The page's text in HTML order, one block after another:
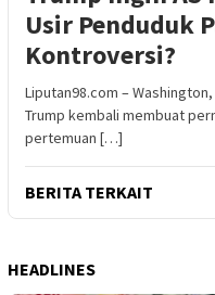
Usir Penduduk
Kontroversi?
Liputan98.com –
Trump kembali membuat
pertemuan […]
BERITA TERKAIT
HEADLINES